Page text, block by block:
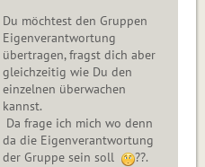
Du möchtest den Gruppen
Eigenverantwortung
übertragen, fragst dich aber
gleichzeitig wie Du den
einzelnen überwachen
kannst.
Da frage ich mich wo denn
da die Eigenverantwortung
der Gruppe sein soll
??.